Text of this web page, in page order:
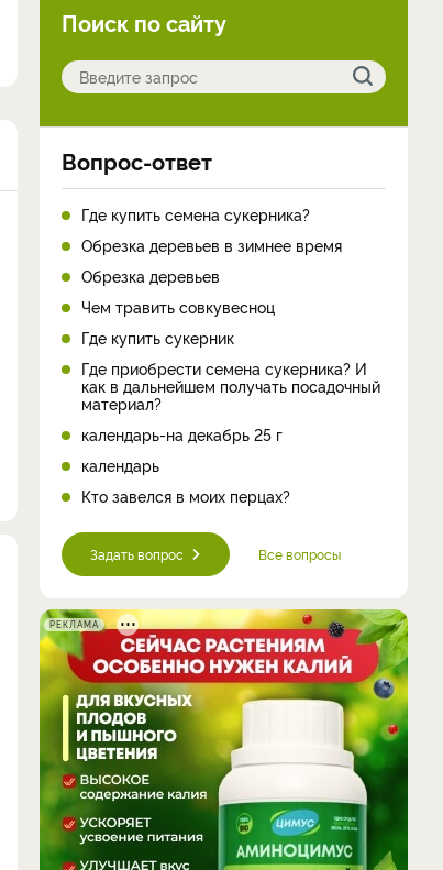
Поиск по сайту
Вопрос-ответ
Где купить семена сукерника?
Обрезка деревьев в зимнее время
Обрезка деревьев
Чем травить совкувесноц
Где купить сукерник
Где приобрести семена сукерника? И
как в дальнейшем получать посадочный
материал?
календарь-на декабрь 25 г
календарь
Кто завелся в моих перцах?
Задать вопрос Все вопросы
РЕКЛАМА